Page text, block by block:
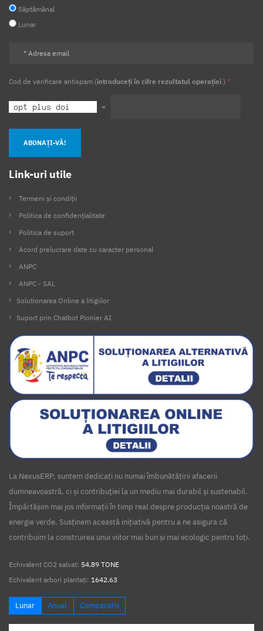
Săptămânal
Lunar
Cod de verificare antispam (introduceți în cifre rezultatul operației ) *
=
ABONAȚI-VĂ!
Link-uri utile
Termeni și condiții
Politica de confidențialitate
Politica de suport
Acord prelucrare date cu caracter personal
ANPC
ANPC - SAL
Soluționarea Online a litigiilor
Suport prin Chatbot Pionier AI
La NexusERP, suntem dedicați nu numai îmbunătățirii afacerii
dumneavoastră, ci și contribuției la un mediu mai durabil și sustenabil.
Împărtășim mai jos informații în timp real despre producția noastră de
energie verde. Susținem această inițiativă pentru a ne asigura că
contribuim la construirea unui viitor mai bun și mai ecologic pentru toți.
Echivalent CO2 salvat: 54.89 TONE
Echivalent arbori plantați: 1642.63
Lunar Anual Comparativ